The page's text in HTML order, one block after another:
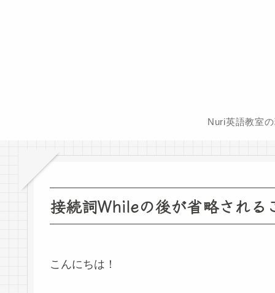
Nuri英語教室
接続詞Whileの後が省略される
こんにちは！